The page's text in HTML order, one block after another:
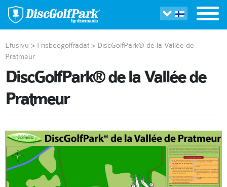
Etusivu > Frisbeegolfradat > DiscGolfPark® de la Vallée de
Pratmeur
DiscGolfPark® de la Vallée de
Pratmeur